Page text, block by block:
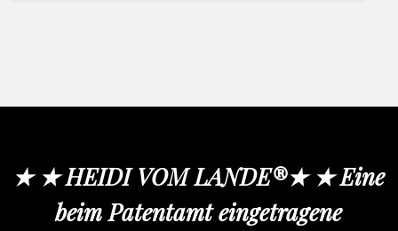
★ ★ HEIDI VOM LANDE®★ ★ Eine
beim Patentamt eingetragene